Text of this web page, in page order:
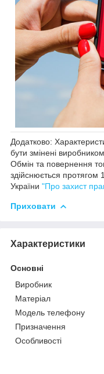
Додатково:
бути змінені
Обмін та повернення
здійснюється протягом
України "Про захист
Приховати
Характеристики
Основні
Виробник
Матеріал
Модель телефону
Призначення
Особливості